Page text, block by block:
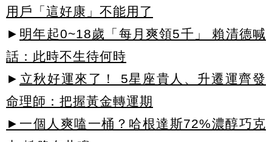
用戶「這好康」不能用了
► 明年起0~18歲「每月爽領5千」 賴清德喊
話：此時不生待何時
► 立秋好運來了！ 5星座貴人、升遷運齊發
命理師：把握黃金轉運期
►一個人爽嗑一桶？哈根達斯72%濃醇巧克